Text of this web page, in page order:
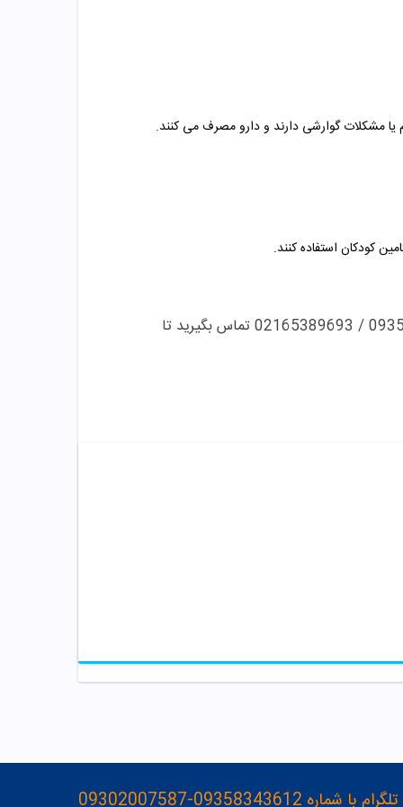
یا مشکلات گوارشی دارند و دارو مصرف می کنند.
کودکان استفاده کنند.
و مشاوره می توانید با این شماره ها 09358343612 / 02165389693 تماس بگیرید تا
09302007587